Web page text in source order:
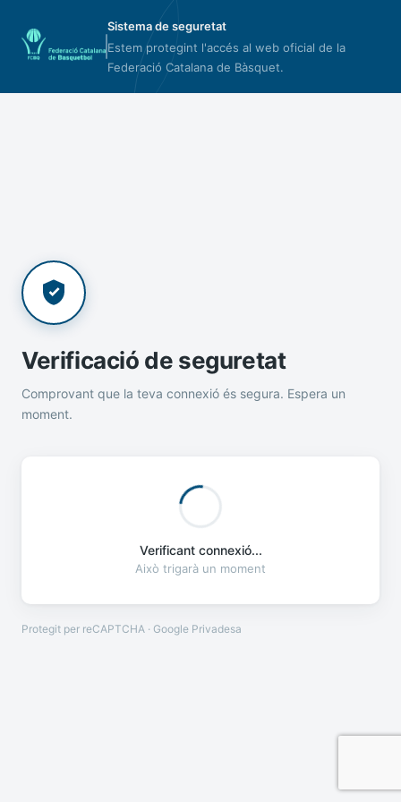
Sistema de seguretat
Estem protegint l'accés al web oficial de la
Federació Catalana de Bàsquet.
Verificació de seguretat
Comprovant que la teva connexió és segura. Espera un
moment.
Verificant connexió...
Això trigarà un moment
Protegit per reCAPTCHA · Google Privadesa